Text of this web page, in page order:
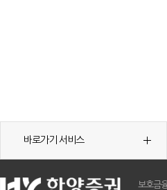
바로가기 서비스
보호금